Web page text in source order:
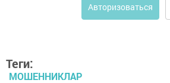
Авторизоваться
Теги:
МОШЕННИКЛАР